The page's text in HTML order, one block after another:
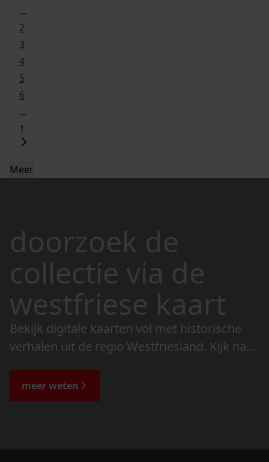
...
2
3
4
5
6
...
1
Meer
doorzoek de
collectie via de
westfriese kaart
Bekijk digitale kaarten vol met historische
verhalen uit de regio Westfriesland. Kijk naar
de bijzondere verhalen.
meer weten